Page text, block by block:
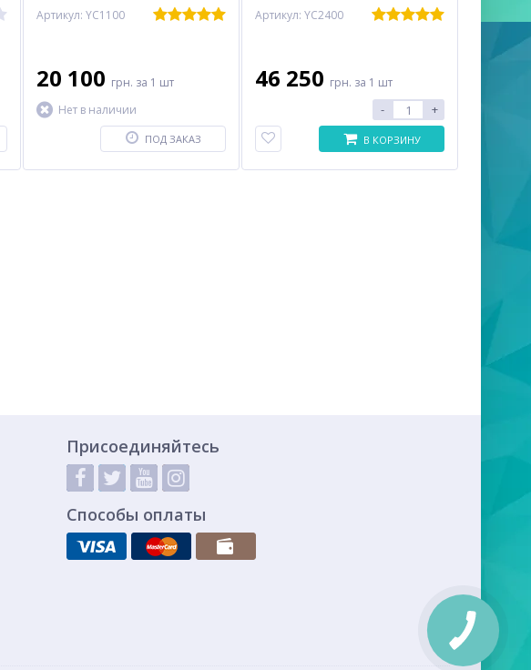
Артикул: YC1100
20 100 грн. за 1 шт
Нет в наличии
ПОД ЗАКАЗ
Артикул: YC2400
46 250 грн. за 1 шт
- +
В КОРЗИНУ
Присоединяйтесь
Способы оплаты